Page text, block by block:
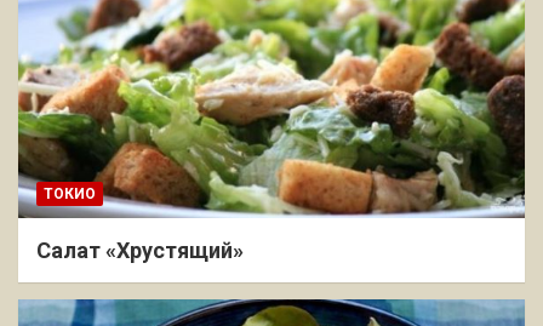
ТОКИО
Салат «Хрустящий»